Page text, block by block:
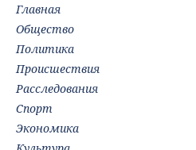
Главная
Общество
Политика
Происшествия
Расследования
Спорт
Экономика